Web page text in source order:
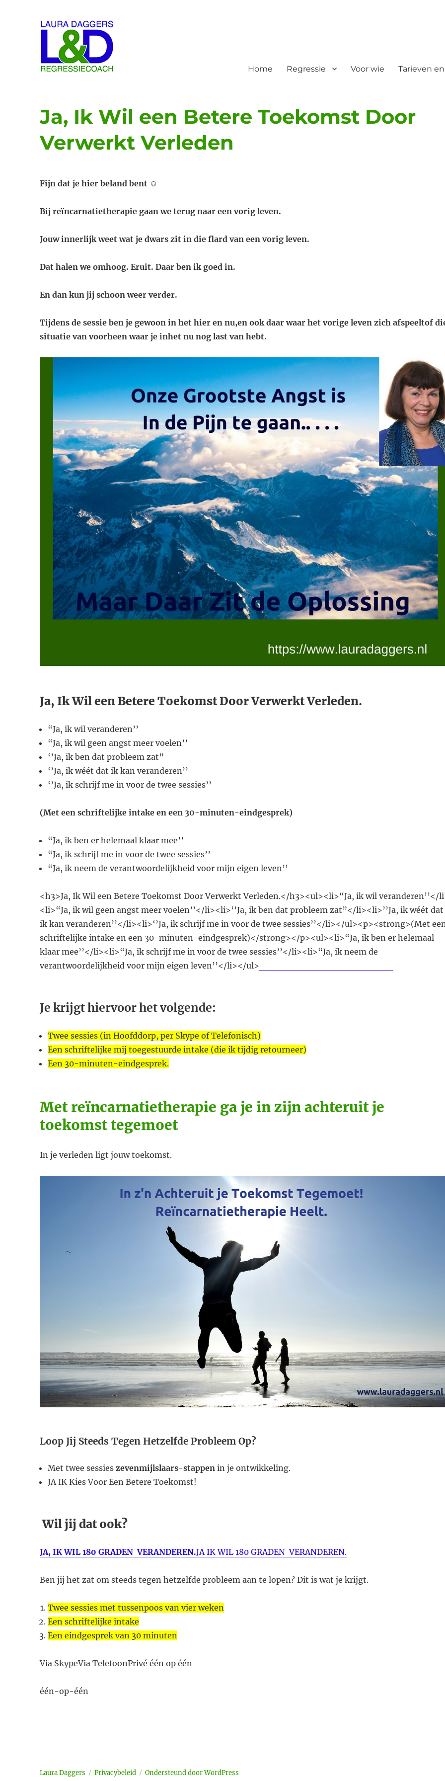
Home Regressie Voor wie Tarieven
Ja, Ik Wil een Betere Toekomst Door
Verwerkt Verleden
Fijn dat je hier beland bent ☺
Bij reïncarnatietherapie gaan we terug naar een vorig leven.
Jouw innerlijk weet wat je dwars zit in die flard van een vorig leven.
Dat halen we omhoog. Eruit. Daar ben ik goed in.
En dan kun jij schoon weer verder.
Tijdens de sessie ben je gewoon in het hier en nu,en ook daar waar het vorige leven zich afspeeltof
situatie van voorheen waar je inhet nu nog last van hebt.
​Ja, Ik Wil een Betere Toekomst Door Verwerkt Verleden.
​“Ja, ik wil veranderen’’
​“Ja, ik wil geen angst meer voelen’’
​‘’Ja, ik ben dat probleem zat”
​‘’Ja, ik wéét dat ik kan veranderen’’
‘’Ja, ik schrijf me in voor de twee sessies’’
(Met een schriftelijke intake en een 30-minuten-eindgesprek)​
“Ja, ik ben er helemaal klaar mee’’
​“Ja, ik schrijf me in voor de twee sessies’’
​“Ja, ik neem de verantwoordelijkheid voor mijn eigen leven’’
<h3>Ja, Ik Wil een Betere Toekomst Door Verwerkt Verleden.</h3><ul><li>“Ja, ik wil veranderen’’</
<li>“Ja, ik wil geen angst meer voelen’’</li><li>‘’Ja, ik ben dat probleem zat”</li><li>’’Ja, ik wéét dat
ik kan veranderen’’</li><li>‘’Ja, ik schrijf me in voor de twee sessies’’</li></ul><p><strong>(Met
schriftelijke intake en een 30-minuten-eindgesprek)</strong></p><ul><li>“Ja, ik ben er helemaal
klaar mee’’</li><li>“Ja, ik schrijf me in voor de twee sessies’’</li><li>“Ja, ik neem de
verantwoordelijkheid voor mijn eigen leven’’</li></ul>
​​Je krijgt hiervoor het volgende:
Twee sessies (in Hoofddorp, per Skype of Telefonisch)
Een schriftelijke mij toegestuurde intake (die ik tijdig retourneer)
Een 30-minuten-eindgesprek.
Met reïncarnatietherapie ga je in zijn achteruit je
toekomst tegemoet
In je verleden ligt jouw toekomst.
Loop Jij Steeds Tegen Hetzelfde Probleem Op?
Met twee sessieszevenmijlslaars-stappen in je ontwikkeling.
JA IK Kies Voor Een Betere Toekomst!
​ Wil jij dat ook?
​JA, IK WIL 180 GRADEN VERANDEREN.JA IK WIL 180 GRADEN VERANDEREN.
​Ben jij het zat om steeds tegen hetzelfde probleem aan te lopen? Dit is wat je krijgt.
Twee sessies met tussenpoos van vier weken
Een schriftelijke intake
Een eindgesprek van 30 minuten
Via Skype​Via Telefoon​​Privé ​één op één
één-op-één
Laura Daggers Privacybeleid Ondersteund door WordPress